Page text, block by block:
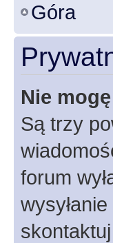
Góra
Nie
Są trzy
forum